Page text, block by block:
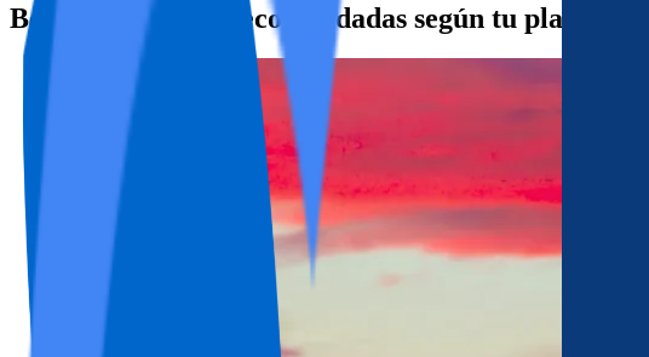
Benidorm: zonas recomendadas según tu plan